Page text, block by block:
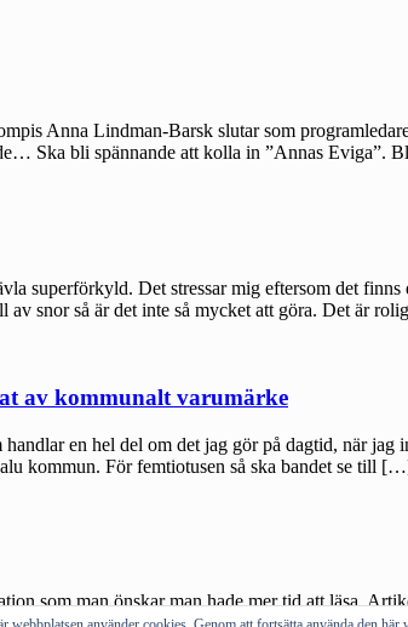
Anna Lindman-Barsk slutar som
Ska bli spännande att kolla in ”Annas Eviga”.
superförkyld. Det stressar mig eftersom det
av snor så är det inte så mycket att göra. Det är
av kommunalt varumärke
en hel del om det jag gör på dagtid, när
kommun. För femtiotusen så ska bandet se till
som man önskar man hade mer tid att läsa.